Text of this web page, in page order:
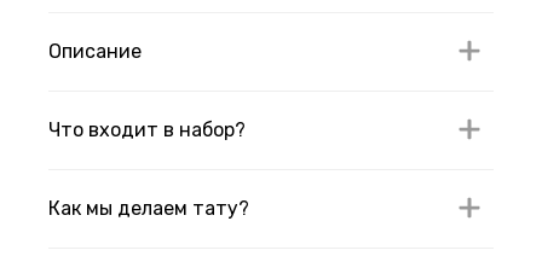
Описание
Что входит в набор?
Как мы делаем тату?